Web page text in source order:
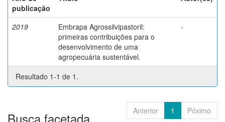
publicação
2019
Embrapa Agrossilvipastoril:
primeiras contribuições para o
desenvolvimento de uma
agropecuária sustentável.
-
Resultado 1-1 de 1.
Anterior 1 Póximo
Busca facetada